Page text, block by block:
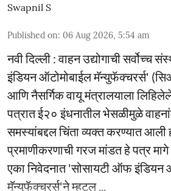
Swapnil S
Published on: 06 Aug 2026, 5:54 am
नवी दिल्ली : वाहन उद्योगाची सर्वोच्च
इंडियन ऑटोमोबाईल मॅन्युफॅक्चरर्स'
आणि नैसर्गिक वायू मंत्रालयाला
पत्रात ई२० इंधनातील भेसळीमुळे
समस्यांबद्दल चिंता व्यक्त करण्यात आली
प्रमाणीकरणाची गरज मांडत हे पत्र
एका निवेदनात 'सोसायटी ऑफ इंडियन
मॅन्युफॅक्चरर्स'ने म्हटल ...